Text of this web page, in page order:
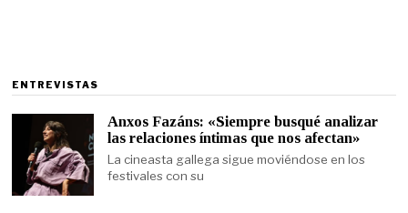
ENTREVISTAS
Anxos Fazáns: «Siempre busqué analizar
las relaciones íntimas que nos afectan»
La cineasta gallega sigue moviéndose en los
festivales con su